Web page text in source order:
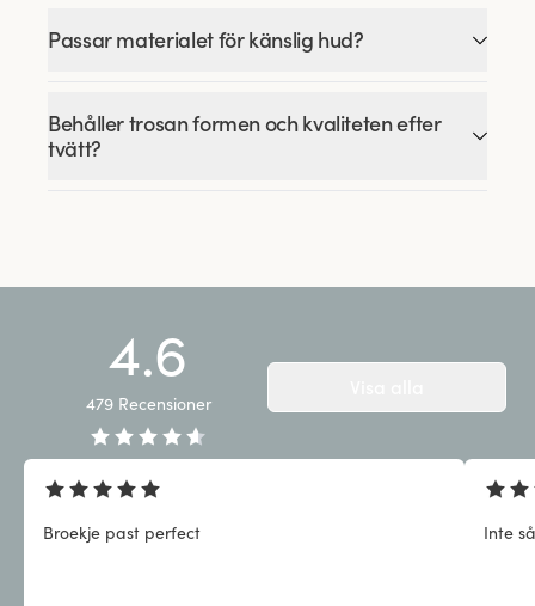
Passar materialet för känslig hud?
Behåller trosan formen och kvaliteten efter
tvätt?
4.6
479 Recensioner
Broekje past perfect Inte